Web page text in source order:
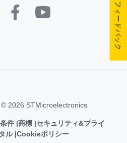
2026 STMicroelectronics
件 商標 セキュリティ&プライ
ル Cookieポリシー
フィードバック